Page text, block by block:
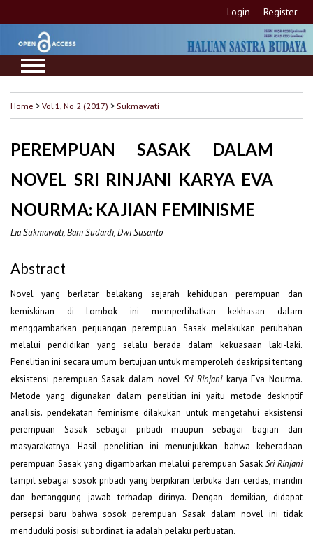
Login Register
Home >Vol 1, No 2 (2017) > Sukmawati
PEREMPUAN SASAK DALAM
NOVEL SRI RINJANI KARYA EVA
NOURMA: KAJIAN FEMINISME
Lia Sukmawati, Bani Sudardi, Dwi Susanto
Abstract
Novel yang berlatar belakang sejarah kehidupan perempuan dan
kemiskinan di Lombok ini memperlihatkan
kekhasan dalam
menggambarkan perjuangan perempuan Sasak melakukan perubahan
melalui pendidikan yang selalu berada dalam kekuasaan laki-laki.
Penelitian ini secara umum bertujuan untuk memperoleh deskripsi tentang
eksistensi perempuan Sasak dalam novelSri Rinjani karya Eva Nourma.
Metode yang digunakan dalam penelitian ini yaitu metode deskriptif
analisis. pendekatan feminisme dilakukan untuk mengetahui eksistensi
perempuan Sasak sebagai pribadi maupun sebagai bagian dari
masyarakatnya. Hasil penelitian ini menunjukkan bahwa keberadaan
perempuan Sasak yang digambarkan melalui perempuan Sasak Sri Rinjani
tampil sebagai sosok pribadi yang berpikiran terbuka dan cerdas, mandiri
dan bertanggung jawab terhadap dirinya. Dengan demikian, didapat
persepsi baru bahwa sosok perempuan Sasak dalam novel ini tidak
menduduki posisi subordinat, ia adalah pelaku perbuatan.